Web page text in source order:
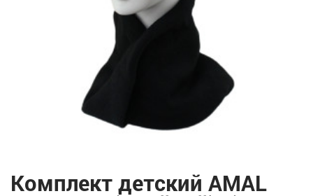
Комплект детский AMAL